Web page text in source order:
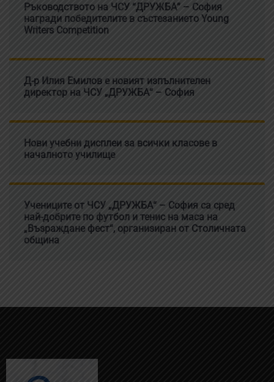
Ръководството на ЧСУ “ДРУЖБА” – София
награди победителите в състезанието Young
Writers Competition
Д-р Илия Емилов е новият изпълнителен
директор на ЧСУ „ДРУЖБА“ – София
Нови учебни дисплеи за всички класове в
началното училище
Учениците от ЧСУ „ДРУЖБА“ – София са сред
най-добрите по футбол и тенис на маса на
„Възраждане фест“, организиран от Столичната
община